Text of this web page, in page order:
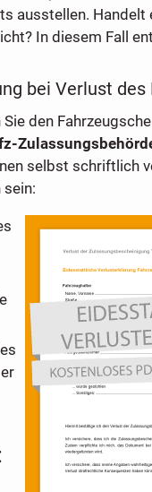
ausstellen. Handelt
In diesem Fall
bei Verlust des
den
selbst schriftlich